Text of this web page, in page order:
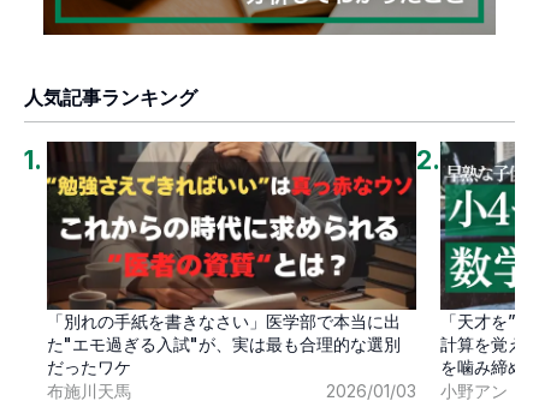
人気記事ランキング
1.
「別れの手紙を書きなさい」医学部で本当に出
た"エモ過ぎる入試"が、実は最も合理的な選別
だったワケ
布施川天馬
2026/01/03
2.
「天才を”
計算を覚え
を噛み締め
小野アン